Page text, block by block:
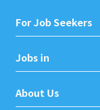
For Job Seekers
Jobs in
About Us